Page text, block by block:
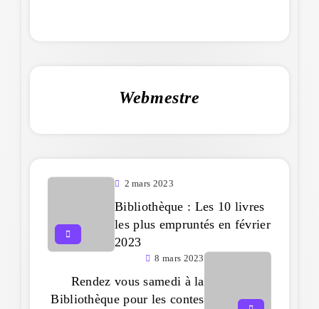
Webmestre
2 mars 2023
Bibliothèque : Les 10 livres
les plus empruntés en février
2023
8 mars 2023
Rendez vous samedi à la
Bibliothèque pour les contes